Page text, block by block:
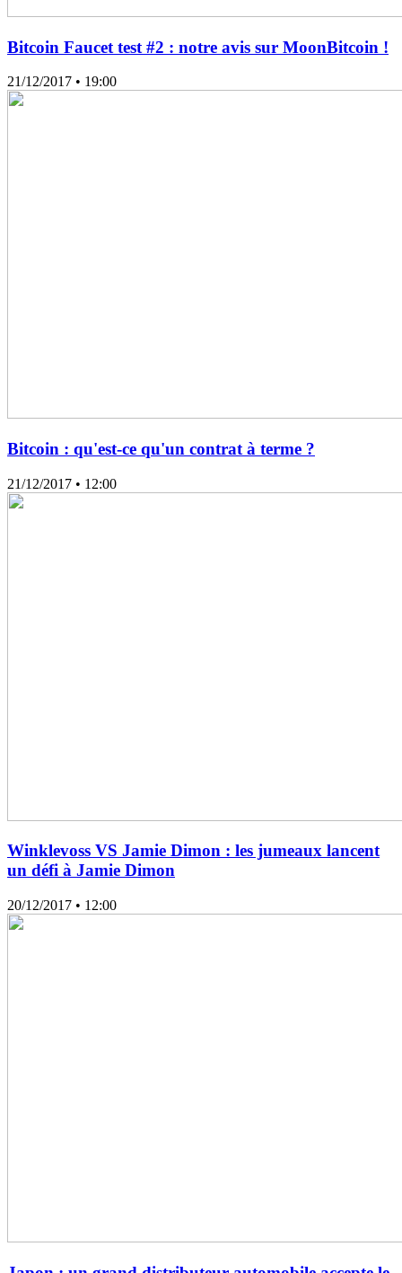
Bitcoin Faucet test #2 : notre avis sur MoonBitcoin !
21/12/2017 • 19:00
Bitcoin : qu'est-ce qu'un contrat à terme ?
21/12/2017 • 12:00
Winklevoss VS Jamie Dimon : les jumeaux lancent
un défi à Jamie Dimon
20/12/2017 • 12:00